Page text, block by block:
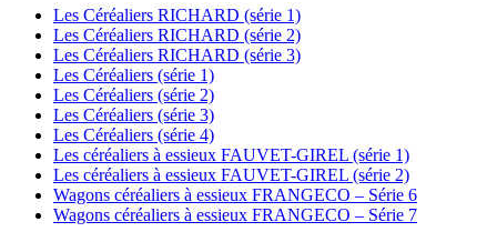
Les Céréaliers RICHARD (série 1)
Les Céréaliers RICHARD (série 2)
Les Céréaliers RICHARD (série 3)
Les Céréaliers (série 1)
Les Céréaliers (série 2)
Les Céréaliers (série 3)
Les Céréaliers (série 4)
Les céréaliers à essieux FAUVET-GIREL (série 1)
Les céréaliers à essieux FAUVET-GIREL (série 2)
Wagons céréaliers à essieux FRANGECO – Série 6
Wagons céréaliers à essieux FRANGECO – Série 7